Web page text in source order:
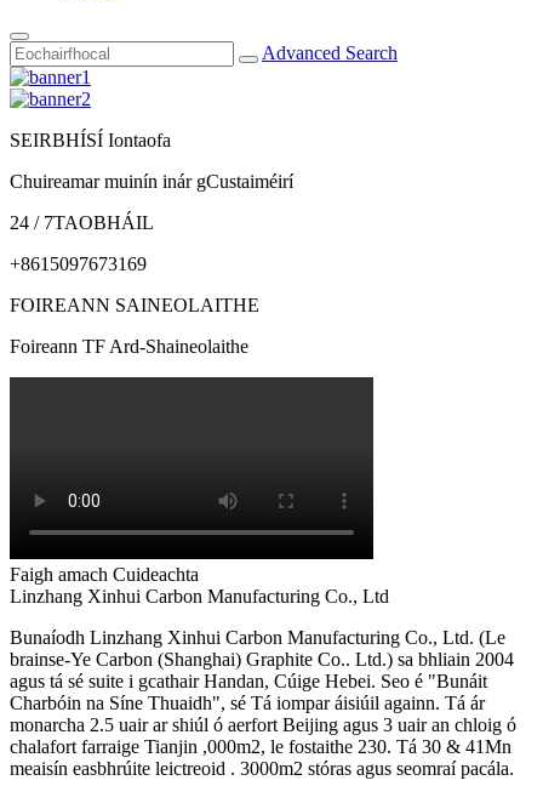
Advanced Search
SEIRBHÍSÍ Iontaofa
Chuireamar muinín inár gCustaiméirí
24 / 7TAOBHÁIL
+8615097673169
FOIREANN SAINEOLAITHE
Foireann TF Ard-Shaineolaithe
Faigh amach Cuideachta
Linzhang Xinhui Carbon Manufacturing Co., Ltd
Bunaíodh Linzhang Xinhui Carbon Manufacturing Co., Ltd. (Le
brainse-Ye Carbon (Shanghai) Graphite Co.. Ltd.) sa bhliain 2004
agus tá sé suite i gcathair Handan, Cúige Hebei. Seo é "Bunáit
Charbóin na Síne Thuaidh", sé Tá iompar áisiúil againn. Tá ár
monarcha 2.5 uair ar shiúl ó aerfort Beijing agus 3 uair an chloig ó
chalafort farraige Tianjin ,000m2, le fostaithe 230. Tá 30 & 41Mn
meaisín easbhrúite leictreoid . 3000m2 stóras agus seomraí pacála.